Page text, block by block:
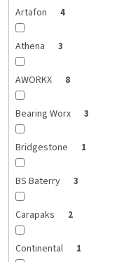
Artafon 4
Athena 3
AWORKX 8
Bearing Worx 3
Bridgestone 1
BS Baterry 3
Carapaks 2
Continental 1